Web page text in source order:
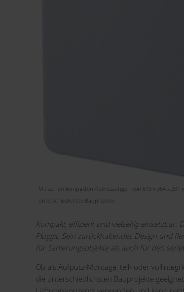
Mit seinen kompakten Abmessungen von 615 x 364 x
unterschiedlichste Bauprojekte.
Kompakt, effizient und vielseitig einsetzbar:
Pluggit. Sein zurückhaltendes Design und
für Sanierungsobjekte als auch für den
Ob als Aufputz-Montage, teil- oder
die unterschiedlichsten Bauprojekte